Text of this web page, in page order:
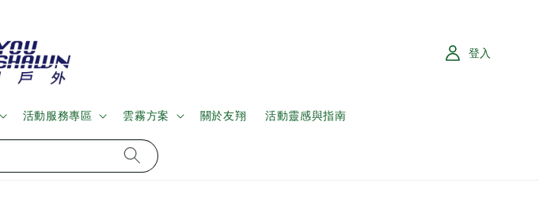
活動服務專區 雲霧方案 關於友翔 活動靈感與指南
登入